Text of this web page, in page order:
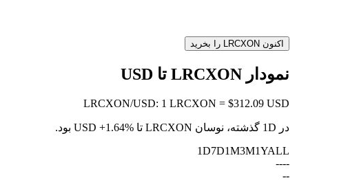
اکنون LRCXON را بخرید
نمودار LRCXON تا USD
LRCXON/USD: 1 LRCXON = $312.09 USD
در 1D گذشته، نوسان LRCXON تا USD +1.64%
بود.
1D7D1M3M1YALL
--
--
--